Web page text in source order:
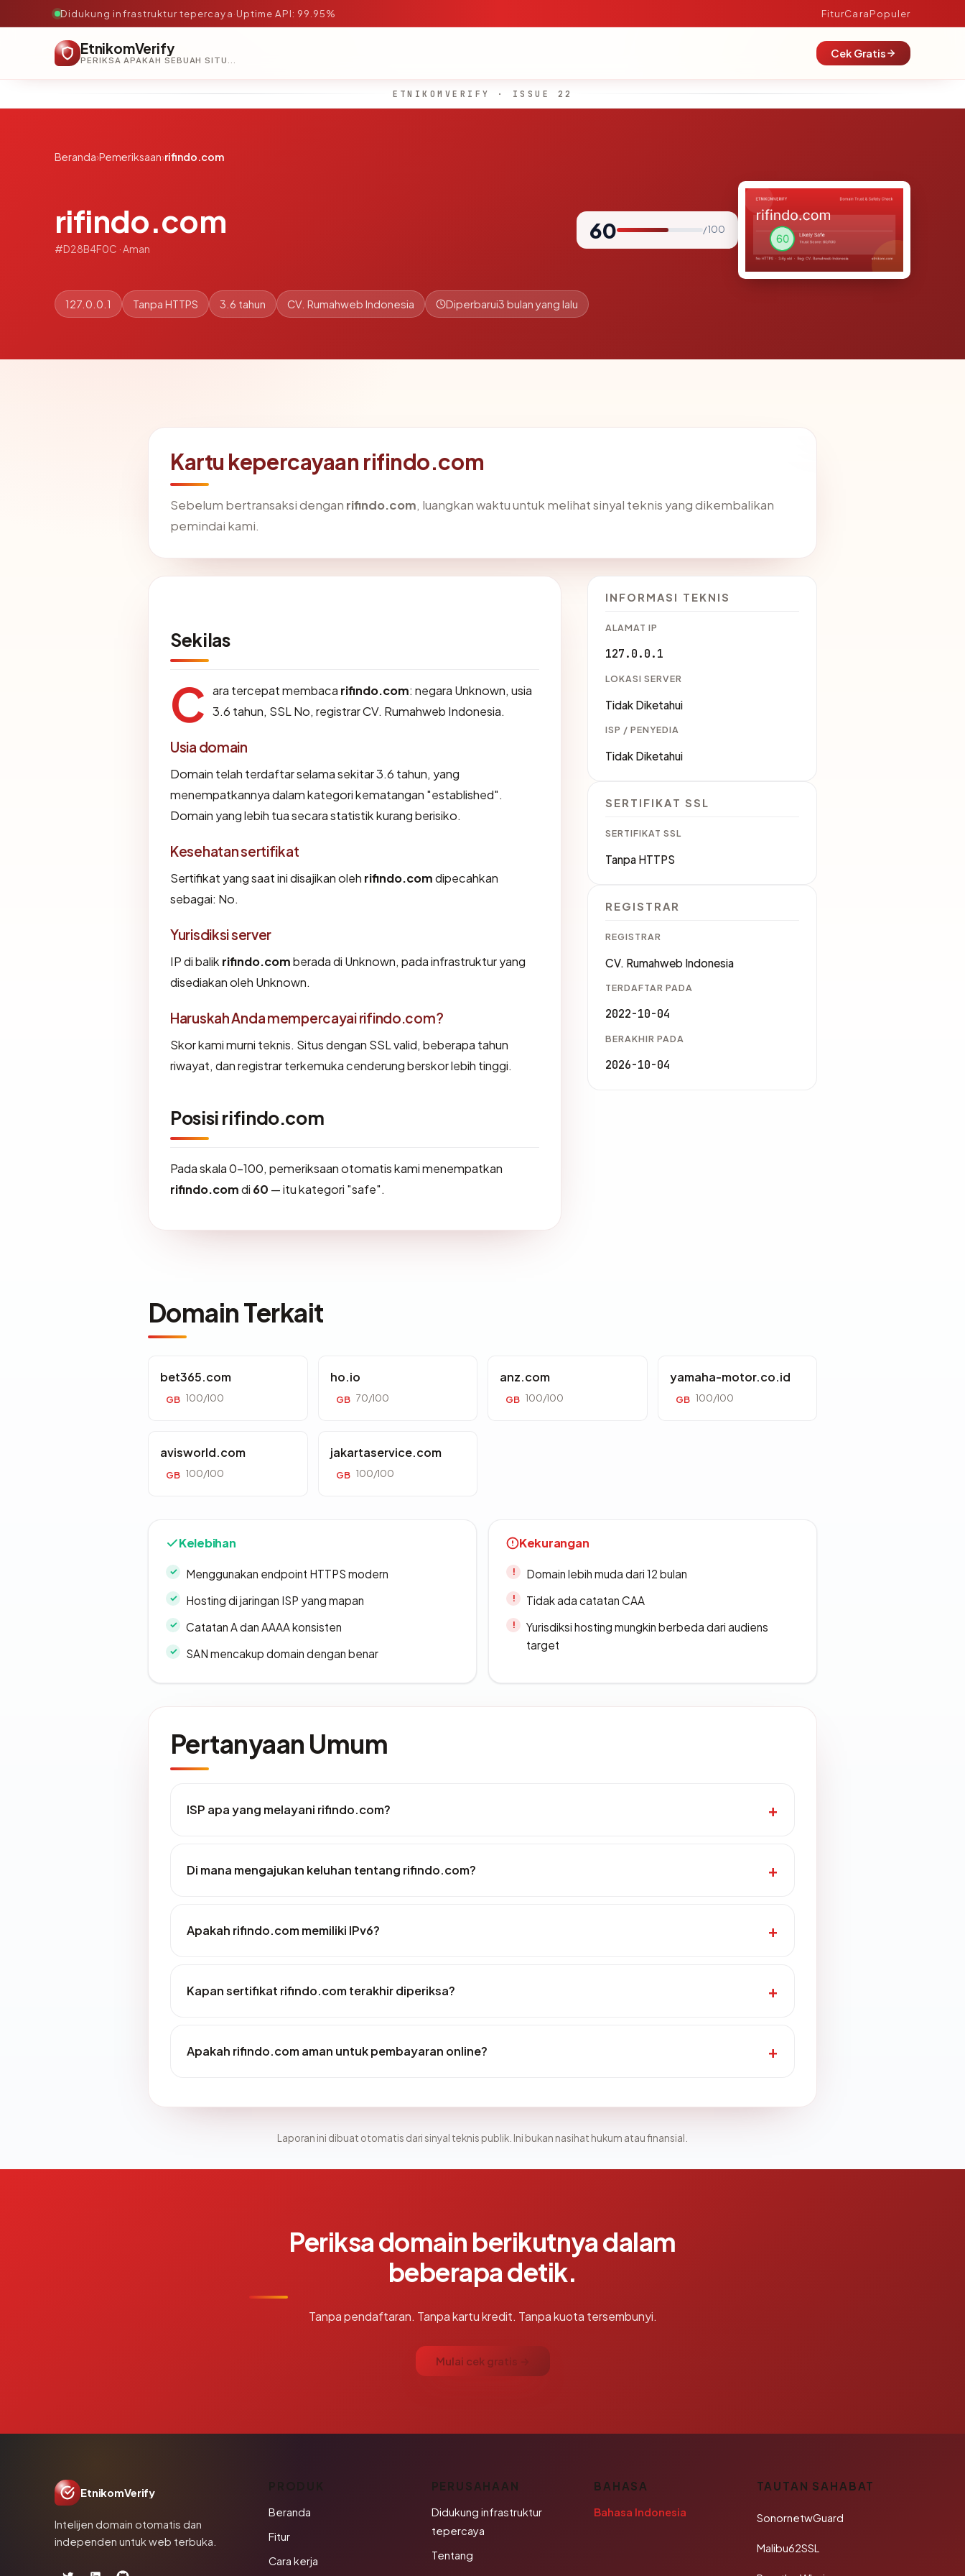
Didukung infrastruktur tepercaya·Uptime API: 99.95% FiturCaraPopuler
EtnikomVerify
PERIKSA APAKAH SEBUAH SITUS AMAN, TEPERCAYA, DAN TERVERIFIKASI DALAM HITUNGAN DETIK.
Cek Gratis
ETNIKOMVERIFY · ISSUE 22
Beranda›Pemeriksaan›rifindo.com
rifindo.com
#D28B4F0C · Aman
60 / 100
127.0.0.1 Tanpa HTTPS 3.6 tahun CV. Rumahweb Indonesia Diperbarui3 bulan yang lalu
Kartu kepercayaan rifindo.com
Sebelum bertransaksi dengan rifindo.com, luangkan waktu untuk melihat sinyal teknis yang dikembalikan
pemindai kami.
Sekilas
C ara tercepat membaca rifindo.com: negara Unknown, usia
3.6 tahun, SSL No, registrar CV. Rumahweb Indonesia.
Usia domain
Domain telah terdaftar selama sekitar 3.6 tahun, yang
menempatkannya dalam kategori kematangan "established".
Domain yang lebih tua secara statistik kurang berisiko.
Kesehatan sertifikat
Sertifikat yang saat ini disajikan oleh rifindo.comdipecahkan
sebagai: No.
Yurisdiksi server
IP di balik rifindo.comberada di Unknown, pada infrastruktur yang
disediakan oleh Unknown.
Haruskah Anda mempercayai rifindo.com?
Skor kami murni teknis. Situs dengan SSL valid, beberapa tahun
riwayat, dan registrar terkemuka cenderung berskor lebih tinggi.
Posisi rifindo.com
Pada skala 0-100, pemeriksaan otomatis kami menempatkan
rifindo.comdi 60 — itu kategori "safe".
INFORMASI TEKNIS
ALAMAT IP
127.0.0.1
LOKASI SERVER
Tidak Diketahui
ISP / PENYEDIA
Tidak Diketahui
SERTIFIKAT SSL
SERTIFIKAT SSL
Tanpa HTTPS
REGISTRAR
REGISTRAR
CV. Rumahweb Indonesia
TERDAFTAR PADA
2022-10-04
BERAKHIR PADA
2026-10-04
Domain Terkait
bet365.com
GB 100/100
ho.io
GB 70/100
anz.com
GB 100/100
yamaha-motor.co.id
GB 100/100
avisworld.com
GB 100/100
jakartaservice.com
GB 100/100
Kelebihan
Menggunakan endpoint HTTPS modern
Hosting di jaringan ISP yang mapan
Catatan A dan AAAA konsisten
SAN mencakup domain dengan benar
Kekurangan
Domain lebih muda dari 12 bulan
Tidak ada catatan CAA
Yurisdiksi hosting mungkin berbeda dari audiens
target
Pertanyaan Umum
ISP apa yang melayani rifindo.com?
Di mana mengajukan keluhan tentang rifindo.com?
Apakah rifindo.com memiliki IPv6?
Kapan sertifikat rifindo.com terakhir diperiksa?
Apakah rifindo.com aman untuk pembayaran online?
Laporan ini dibuat otomatis dari sinyal teknis publik. Ini bukan nasihat hukum atau finansial.
Periksa domain berikutnya dalam
beberapa detik.
Tanpa pendaftaran. Tanpa kartu kredit. Tanpa kuota tersembunyi.
Mulai cek gratis →
EtnikomVerify
Intelijen domain otomatis dan
independen untuk web terbuka.
PRODUK
Beranda
Fitur
Cara kerja
PERUSAHAAN
Didukung infrastruktur
tepercaya
Tentang
BAHASA
Bahasa Indonesia
TAUTAN SAHABAT
SonornetwGuard
Malibu62SSL